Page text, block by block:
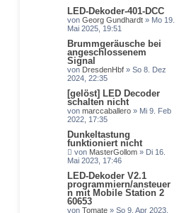
LED-Dekoder-401-DCC
von Georg Gundhardt » Mo 19.
Mai 2025, 19:51
Brummgeräusche bei
angeschlossenem
Signal
von DresdenHbf » So 8. Dez
2024, 22:35
[gelöst] LED Decoder
schalten nicht
von marccaballero » Mi 9. Feb
2022, 17:35
Dunkeltastung
funktioniert nicht
von MasterGollom » Di 16.
Mai 2023, 17:46
LED-Dekoder V2.1
programmiern/ansteuer
n mit Mobile Station 2
60653
von Tomate » So 9. Apr 2023,